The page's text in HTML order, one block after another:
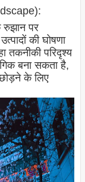
रुझान पर
की घोषणा
तकनीकी परिदृश्य
बना सकता है,
के लिए